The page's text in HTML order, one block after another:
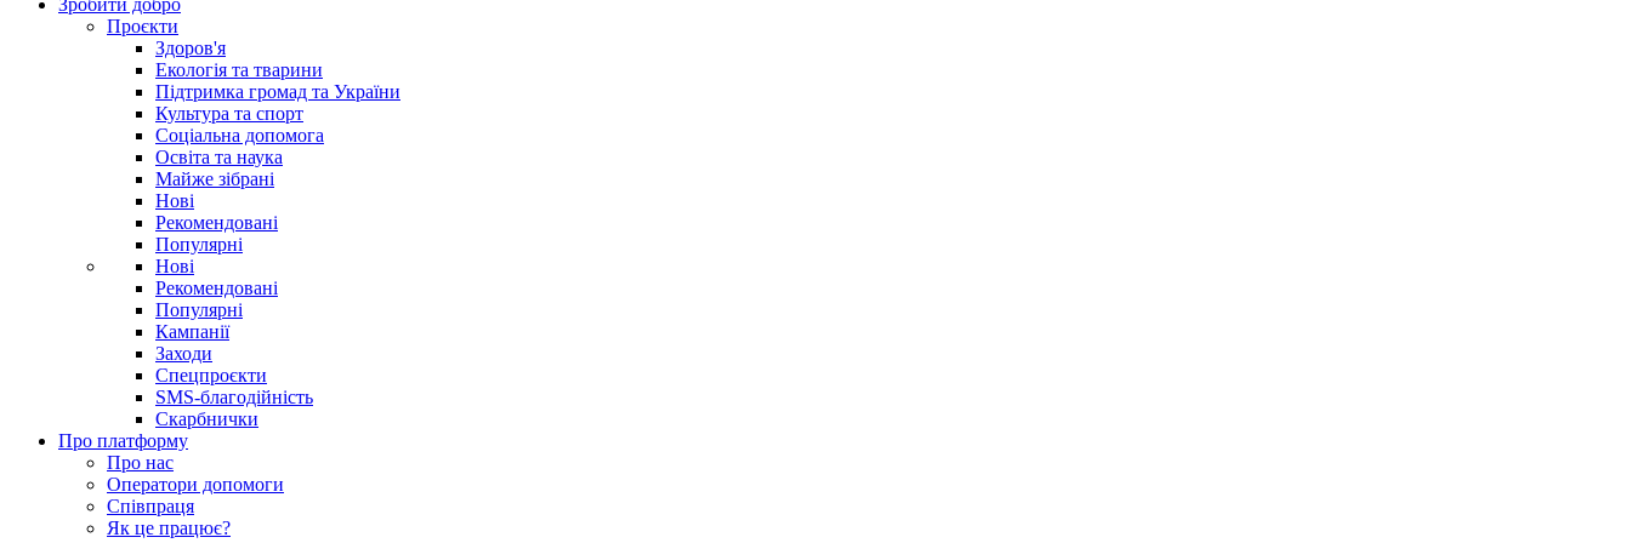
Зробити добро
Проєкти
Здоров'я
Екологія та тварини
Підтримка громад та України
Культура та спорт
Соціальна допомога
Освіта та наука
Майже зібрані
Нові
Рекомендовані
Популярні
Нові
Рекомендовані
Популярні
Кампанії
Заходи
Спецпроєкти
SMS-благодійність
Скарбнички
Про платформу
Про нас
Оператори допомоги
Співпраця
Як це працює?